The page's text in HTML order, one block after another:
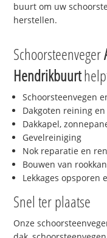
buurt om uw
herstellen.
Schoorsteenveger
Hendrikbuurt
Schoorsteenvegen
Dakgoten reining
Dakkapel,
Gevelreiniging
Nok reparatie en
Bouwen van
Lekkages opsporen
Snel ter plaatse
Onze